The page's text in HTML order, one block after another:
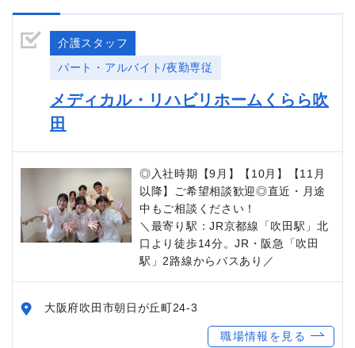
介護スタッフ
パート・アルバイト/夜勤専従
メディカル・リハビリホームくらら吹
田
◎入社時期【9月】【10月】【11月
以降】ご希望相談歓迎◎直近・月途
中もご相談ください！
＼最寄り駅：JR京都線「吹田駅」北
口より徒歩14分。JR・阪急「吹田
駅」2路線からバスあり／
大阪府吹田市朝日が丘町24-3
職場情報を見る